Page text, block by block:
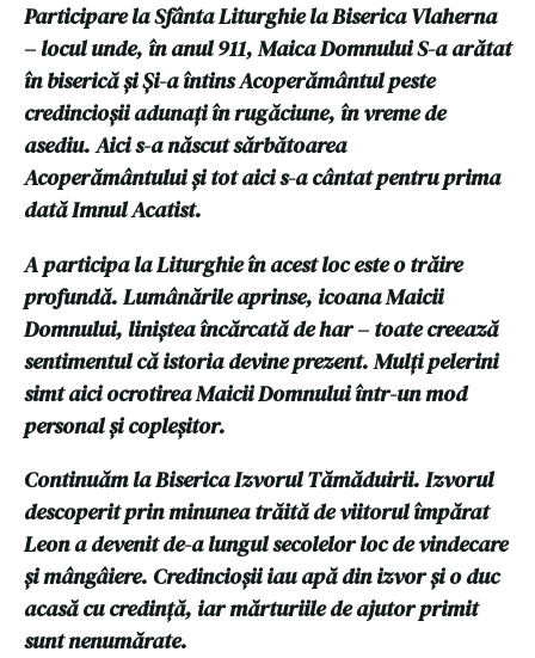
Participare la Sfânta Liturghie la Biserica Vlaherna
– locul unde, în anul 911, Maica Domnului S-a arătat
în biserică și Și-a întins Acoperământul peste
credincioșii adunați în rugăciune, în vreme de
asediu. Aici s-a născut sărbătoarea
Acoperământului și tot aici s-a cântat pentru prima
dată Imnul Acatist.
A participa la Liturghie în acest loc este o trăire
profundă. Lumânările aprinse, icoana Maicii
Domnului, liniștea încărcată de har – toate creează
sentimentul că istoria devine prezent. Mulți pelerini
simt aici ocrotirea Maicii Domnului într-un mod
personal și copleșitor.
Continuăm la Biserica Izvorul Tămăduirii. Izvorul
descoperit prin minunea trăită de viitorul împărat
Leon a devenit de-a lungul secolelor loc de vindecare
și mângâiere. Credincioșii iau apă din izvor și o duc
acasă cu credință, iar mărturiile de ajutor primit
sunt nenumărate.